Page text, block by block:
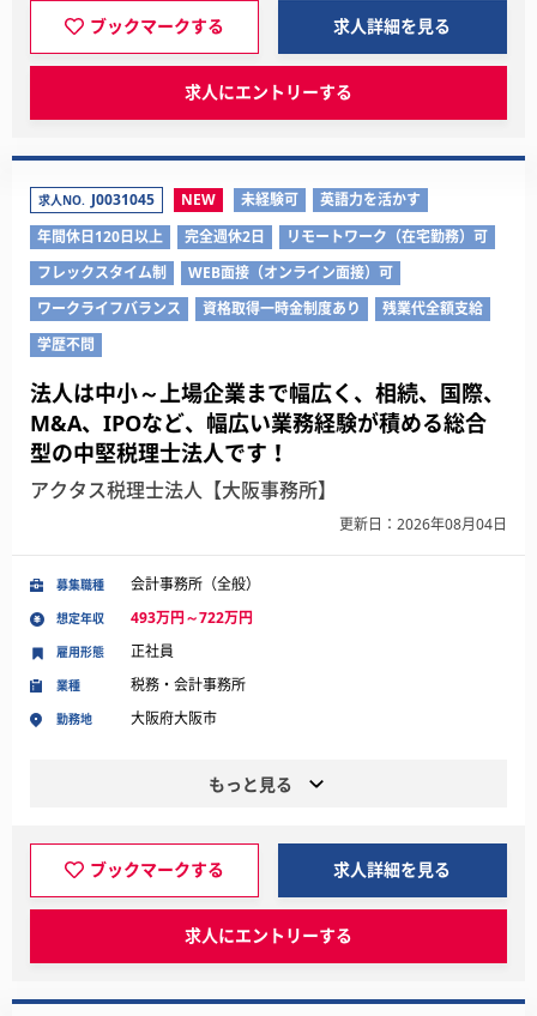
ブックマークする 求人詳細を見る
求人にエントリーする
求人NO. J0031045 NEW 未経験可
英語力を活かす
年間休日120日以上
完全週休2日
リモートワーク（在宅勤務）可
フレックスタイム制
WEB面接（オンライン面接）可
ワークライフバランス
資格取得一時金制度あり
残業代全額支給
学歴不問
法人は中小～上場企業まで幅広く、相続、国際、
M&A、IPOなど、幅広い業務経験が積める総合
型の中堅税理士法人です！
アクタス税理士法人【大阪事務所】
更新日：2026年08月04日
募集職種 会計事務所（全般）
想定年収 493万円～722万円
業種 税務・会計事務所
勤務地 大阪府大阪市
雇用形態 正社員
もっと見る
ブックマークする 求人詳細を見る
求人にエントリーする